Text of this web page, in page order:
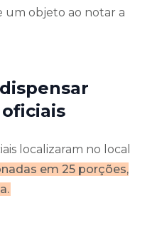
um objeto ao notar a
localizaram no local
em 25 porções,